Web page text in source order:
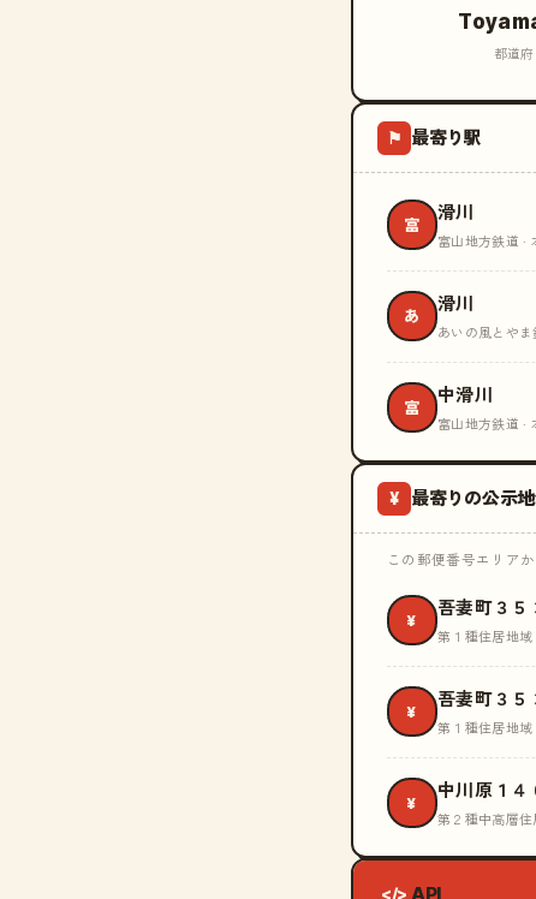
都道
⚑ 最寄り駅
富
滑川
富山地方鉄道 ·
あ
滑川
あいの風とや
富
中滑川
富山地方鉄道 ·
¥ 最寄りの公示地
この郵便番号エリア
¥
吾妻町３５
第１種住居地域
¥
吾妻町３５
第１種住居地域
¥
中川原１４
第２種中高層
</> API